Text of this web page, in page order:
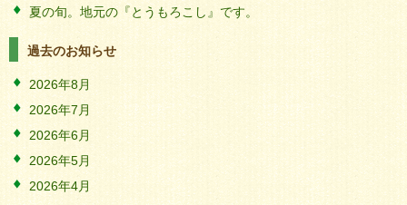
夏の旬。地元の『とうもろこし』です。
過去のお知らせ
2026年8月
2026年7月
2026年6月
2026年5月
2026年4月